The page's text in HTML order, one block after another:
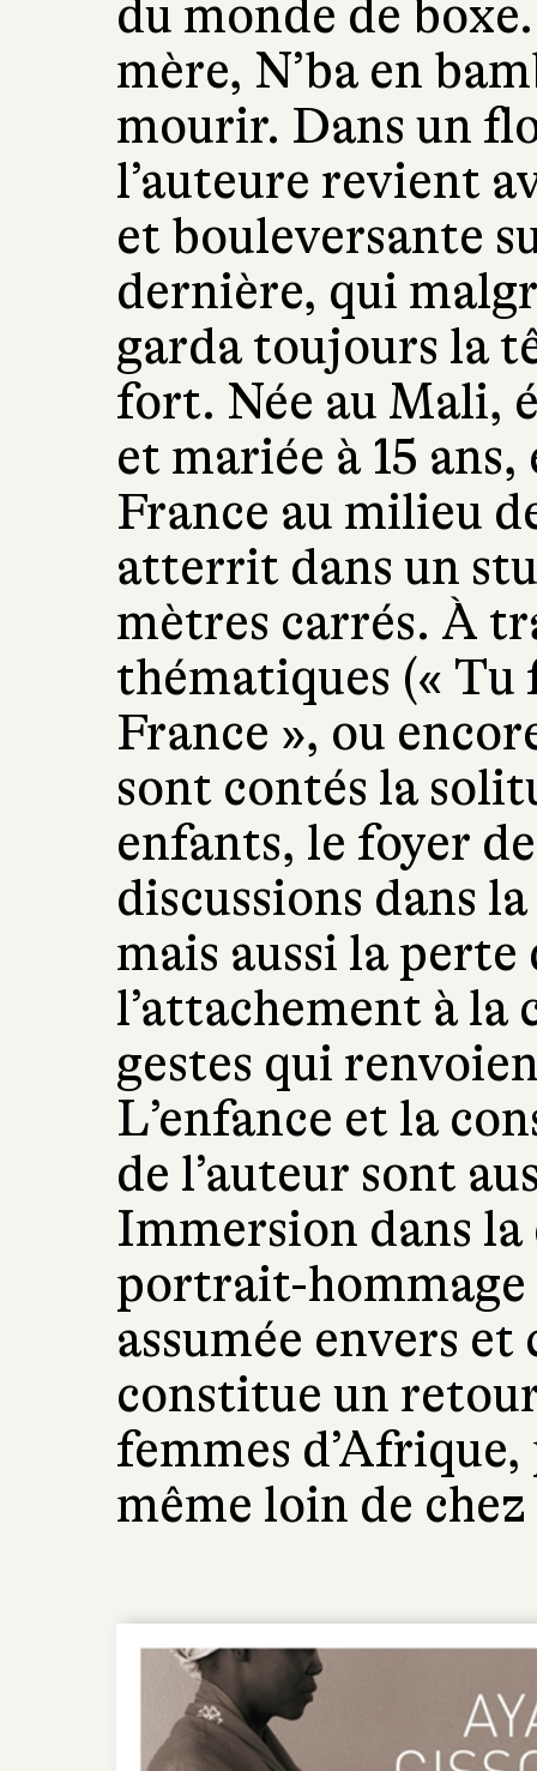
du monde de
mère, N’ba en
mourir. Dans un
l’auteure revient
et bouleversante
dernière, qui
garda toujours la
fort. Née au Mali,
et mariée à 15
France au milieu
atterrit dans un
mètres carrés. À
thématiques (« Tu
France », ou
sont contés la
enfants, le foyer
discussions dans
mais aussi la perte
l’attachement à la
gestes qui
L’enfance et la
de l’auteur sont
Immersion dans
portrait-hommage
assumée envers
constitue un
femmes
même loin de